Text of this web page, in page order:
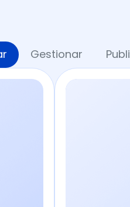
Gestionar